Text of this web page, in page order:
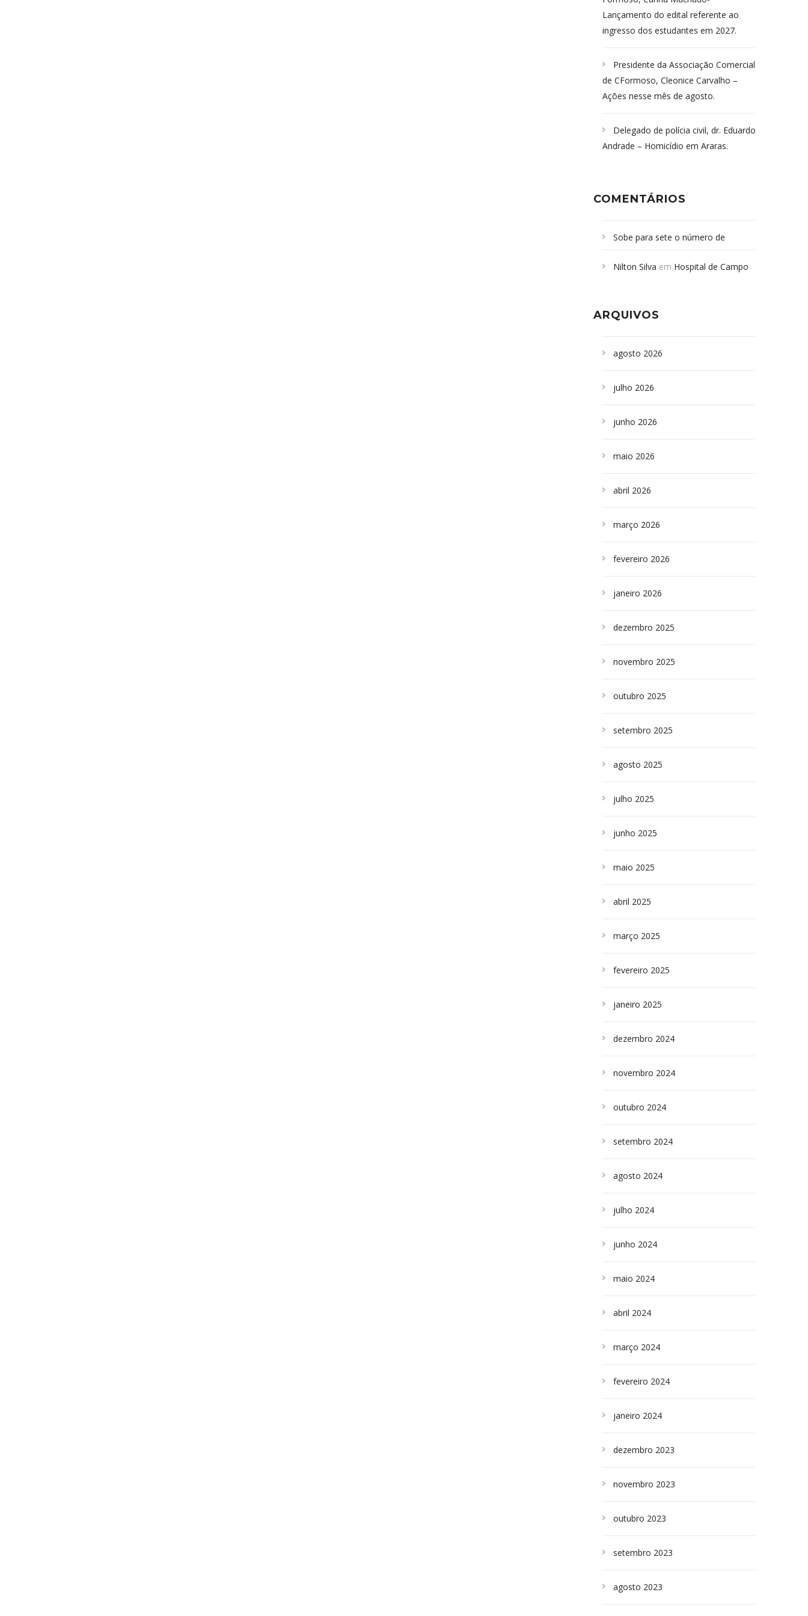
Lançamento do edital referente ao
ingresso dos estudantes em 2027.
Presidente da Associação Comercial
de CFormoso, Cleonice Carvalho –
Ações nesse mês de agosto.
Delegado de polícia civil, dr. Eduardo
Andrade – Homicídio em Araras.
COMENTÁRIOS
Sobe para sete o número de
desabamento em São Paulo - Revista
sepultados em SP
Nilton Silva em Hospital de Campo
ARQUIVOS
agosto 2026
julho 2026
junho 2026
maio 2026
abril 2026
março 2026
fevereiro 2026
janeiro 2026
dezembro 2025
novembro 2025
outubro 2025
setembro 2025
agosto 2025
julho 2025
junho 2025
maio 2025
abril 2025
março 2025
fevereiro 2025
janeiro 2025
dezembro 2024
novembro 2024
outubro 2024
setembro 2024
agosto 2024
julho 2024
junho 2024
maio 2024
abril 2024
março 2024
fevereiro 2024
janeiro 2024
dezembro 2023
novembro 2023
outubro 2023
setembro 2023
agosto 2023